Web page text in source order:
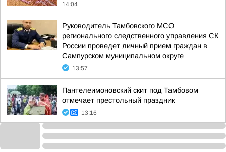
14:04
Руководитель Тамбовского МСО
регионального следственного управления СК
России проведет личный прием граждан в
Сампурском муниципальном округе
13:57
Пантелеимоновский скит под Тамбовом
отмечает престольный праздник
13:16